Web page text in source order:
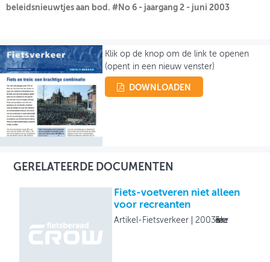
THEMASITES
GEBRUIKER
beleidsnieuwtjes aan bod. #No 6 - jaargang 2 - juni 2003
Klik op de knop om de link te openen
(opent in een nieuw venster)
DOWNLOADEN
GERELATEERDE DOCUMENTEN
Fiets-voetveren niet alleen
voor recreanten
Artikel-Fietsverkeer 2003Fietsverkeer